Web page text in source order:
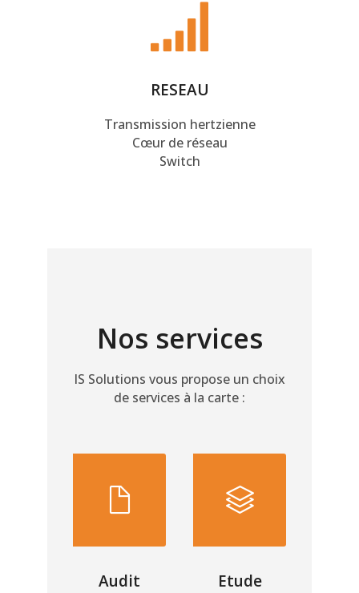
RESEAU
Transmission hertzienne
Cœur de réseau
Switch
Nos services
IS Solutions vous propose un choix
de services à la carte :
Audit Etude